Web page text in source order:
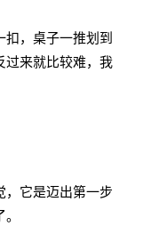
，桌子一推划到
过来就比较难，我
，它是迈出第一步